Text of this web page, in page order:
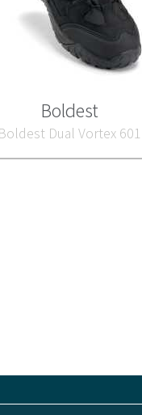
Boldest
Boldest Dual Vortex 601